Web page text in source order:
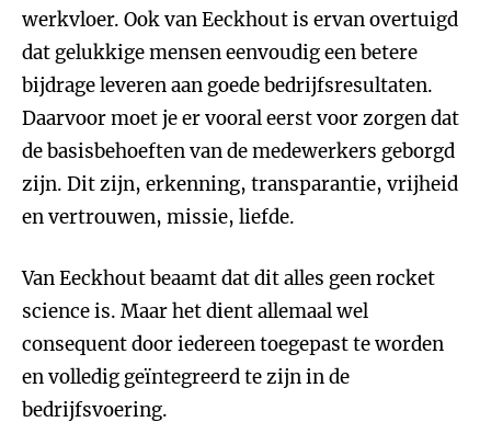
werkvloer. Ook van Eeckhout is ervan overtuigd
dat gelukkige mensen eenvoudig een betere
bijdrage leveren aan goede bedrijfsresultaten.
Daarvoor moet je er vooral eerst voor zorgen dat
de basisbehoeften van de medewerkers geborgd
zijn. Dit zijn, erkenning, transparantie, vrijheid
en vertrouwen, missie, liefde.
Van Eeckhout beaamt dat dit alles geen rocket
science is. Maar het dient allemaal wel
consequent door iedereen toegepast te worden
en volledig geïntegreerd te zijn in de
bedrijfsvoering.